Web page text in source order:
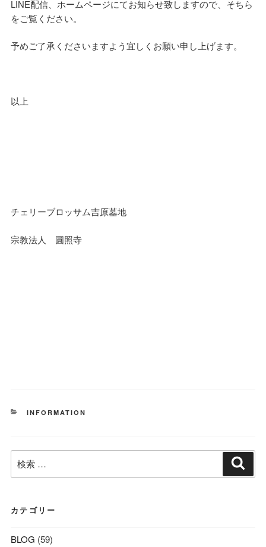
LINE配信、ホームページにてお知らせ致しますので、そちら
をご覧ください。
予めご了承くださいますよう宜しくお願い申し上げます。
以上
チェリーブロッサム吉原墓地
宗教法人 圓照寺
カ
INFORMATION
検
索:
カテゴリー
BLOG (59)